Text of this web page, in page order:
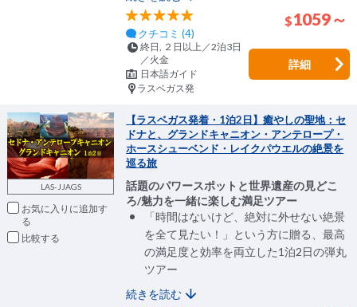
$1059～
クチコミ (4)
終日, ２日以上／2泊3日
／火金
日本語ガイド
ラスベガス発
詳細
LAS-JJAGS
お気に入りに追加
比較
【ラスベガス発着・1泊2日】癒やしの聖地：セ
ドナと、グランドキャニオン・アンテロープ・
ホースシューベンド・レイクパウエルの絶景を
巡る旅
話題のパワースポットと世界遺産の見どこ
ろ/魅力を一緒に楽しむ満足ツアー
「時間はないけど、絶対に外せない絶景
を全て見たい！」という方に贈る、最高
の満足度と効率を両立した1泊2日の弾丸
ツアー
続きを読む